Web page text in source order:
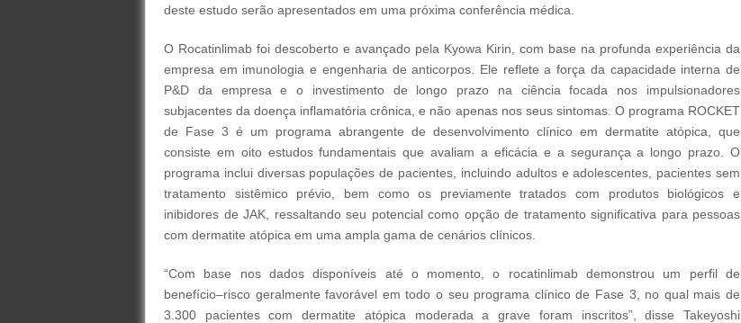
deste estudo serão apresentados em uma próxima conferência médica.
O Rocatinlimab foi descoberto e avançado pela Kyowa Kirin, com base na profunda experiência da
empresa em imunologia e engenharia de anticorpos. Ele reflete a força da capacidade interna de
P&D da empresa e o investimento de longo prazo na ciência focada nos impulsionadores
subjacentes da doença inflamatória crônica, e não apenas nos seus sintomas. O programa ROCKET
de Fase 3 é um programa abrangente de desenvolvimento clínico em dermatite atópica, que
consiste em oito estudos fundamentais que avaliam a eficácia e a segurança a longo prazo. O
programa inclui diversas populações de pacientes, incluindo adultos e adolescentes, pacientes sem
tratamento sistêmico prévio, bem como os previamente tratados com produtos biológicos e
inibidores de JAK, ressaltando seu potencial como opção de tratamento significativa para pessoas
com dermatite atópica em uma ampla gama de cenários clínicos.
“Com base nos dados disponíveis até o momento, o rocatinlimab demonstrou um perfil de
benefício–risco geralmente favorável em todo o seu programa clínico de Fase 3, no qual mais de
3.300 pacientes com dermatite atópica moderada a grave foram inscritos”, disse Takeyoshi